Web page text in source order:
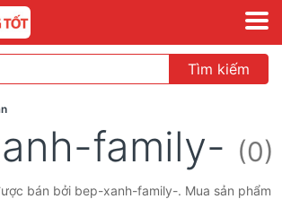
Tìm kiếm
family- (0)
bán bởi bep-xanh-family-. Mua sản phẩm